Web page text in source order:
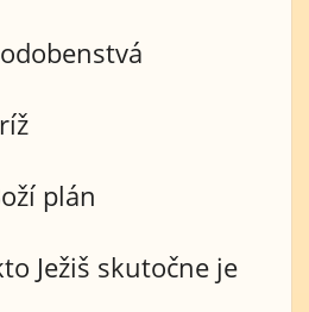
plán
Ježiš skutočne je